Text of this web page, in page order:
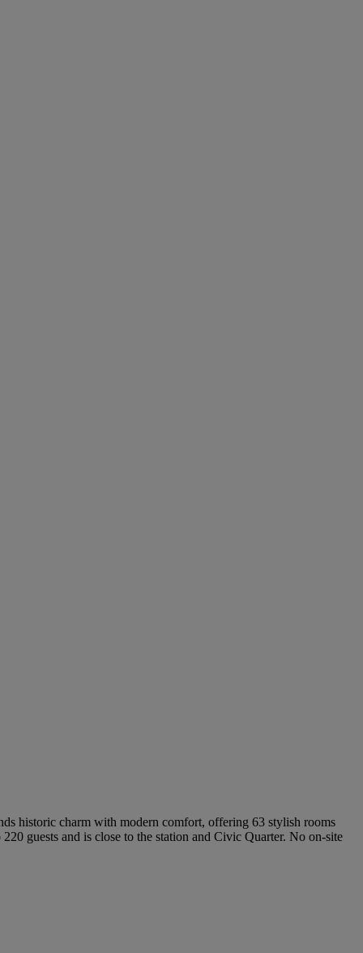
historic charm with modern comfort, offering 63 stylish rooms
guests and is close to the station and Civic Quarter. No on-site